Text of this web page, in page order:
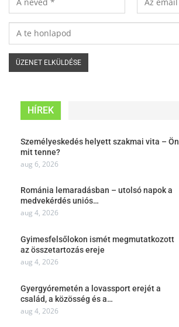
HÍREK
Személyeskedés helyett szakmai vita – Ön
mit tenne?
aug 6, 2026
Románia lemaradásban – utolsó napok a
medvekérdés uniós…
aug 4, 2026
Gyimesfelsőlokon ismét megmutatkozott
az összetartozás ereje
aug 4, 2026
Gyergyóremetén a lovassport erejét a
család, a közösség és a…
aug 4, 2026